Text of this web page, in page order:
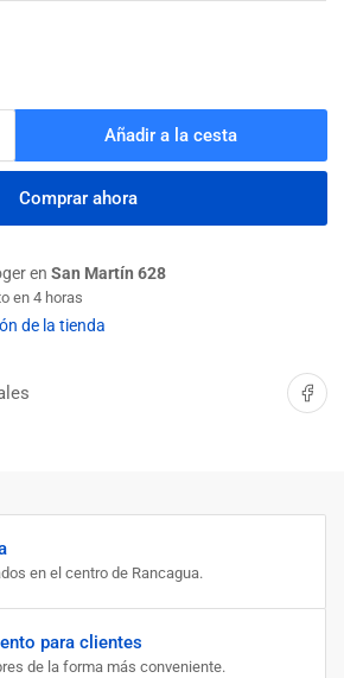
para
Añadir a la cesta
Comprar ahora
en San Martín 628
en 4 horas
de la tienda
Compartir
en el centro de Rancagua.
para clientes
de la forma más conveniente.